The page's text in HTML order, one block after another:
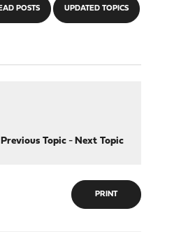
POSTS UPDATED TOPICS
Previous Topic- Next Topic
PRINT